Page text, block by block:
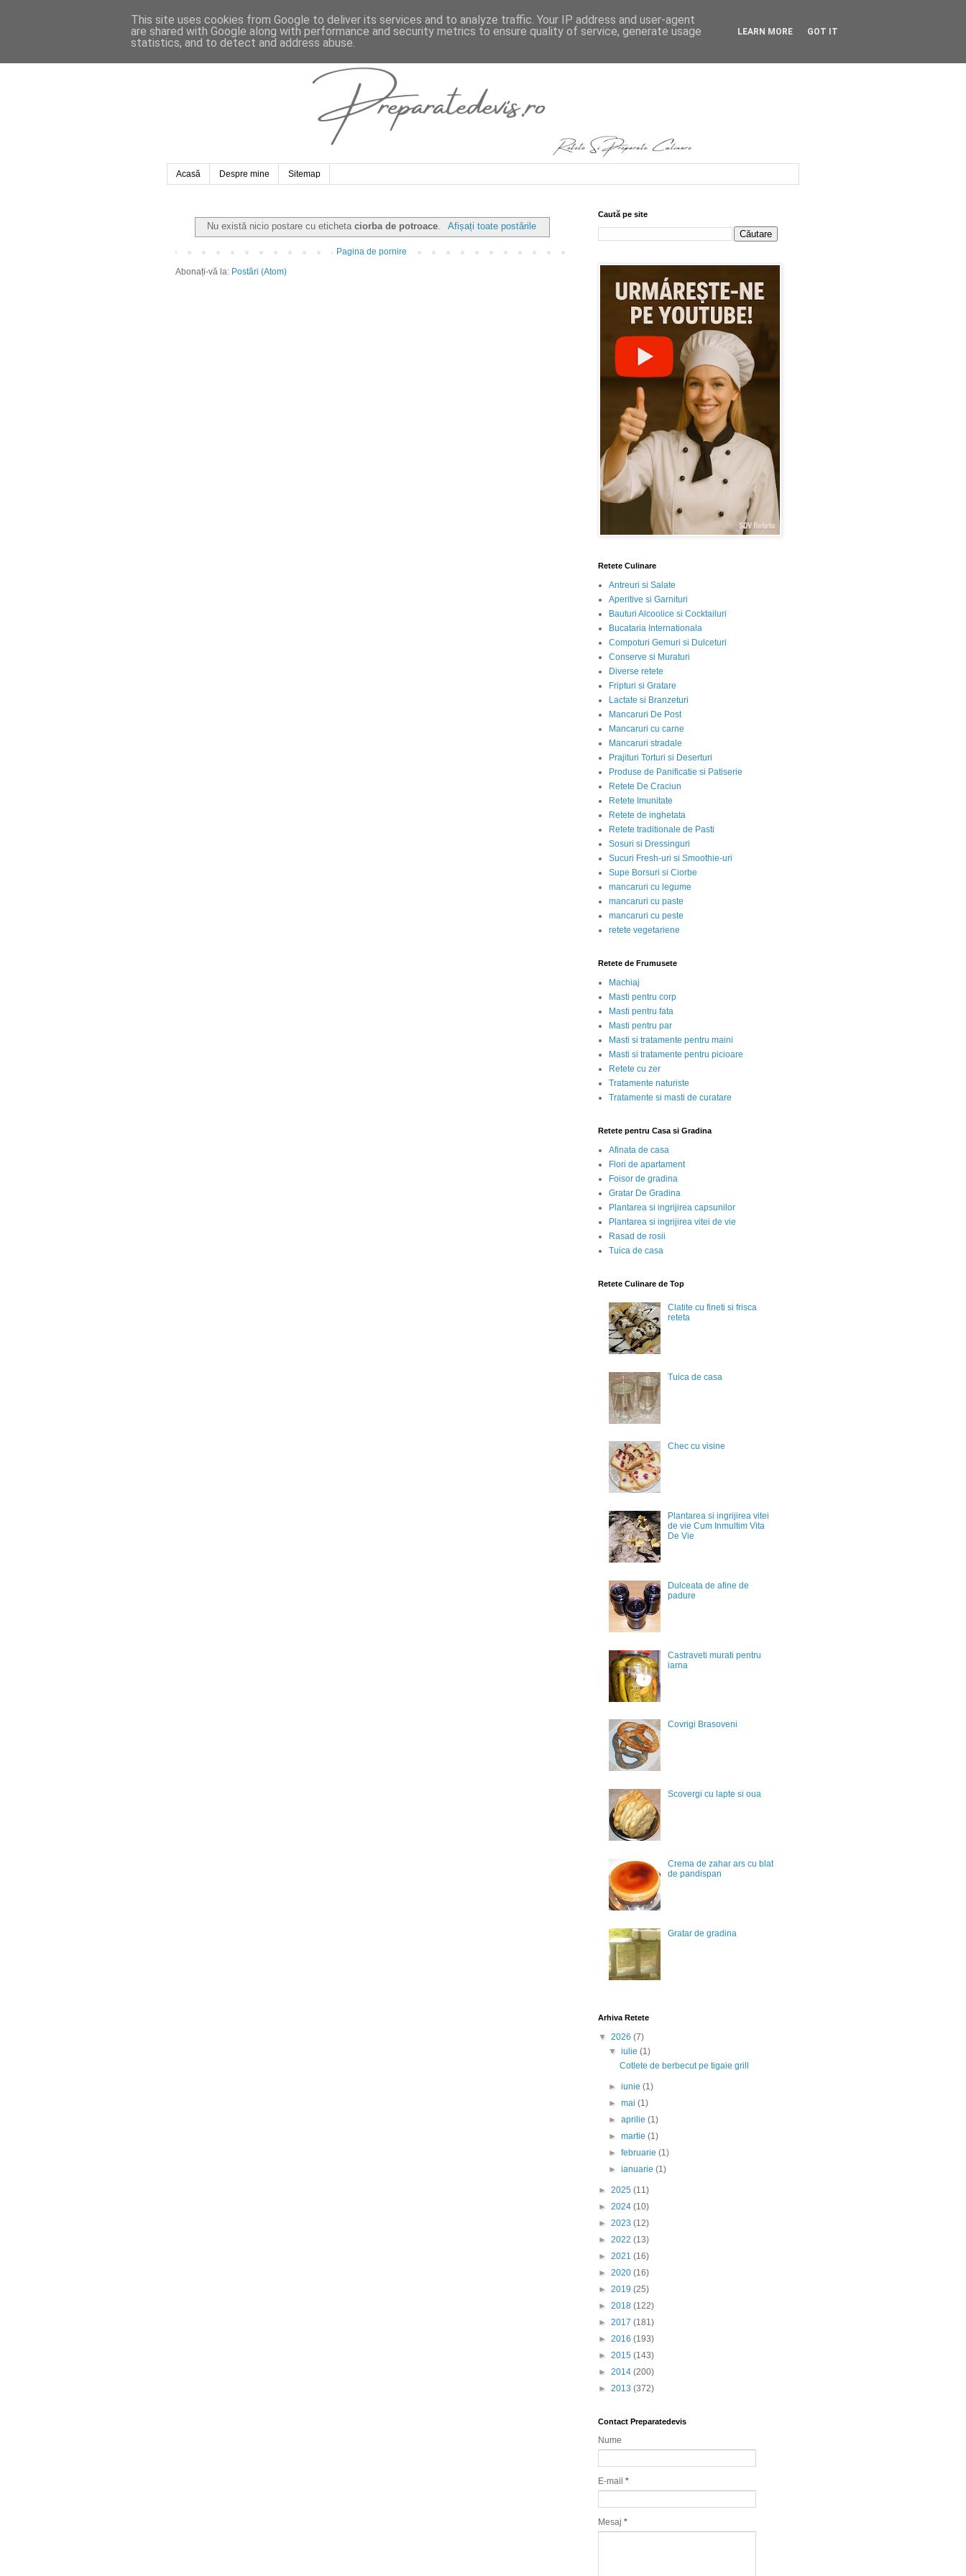
Acasă Despre mine Sitemap
Nu există nicio postare cu etichetaciorba de potroace. Afișați toate postările
Pagina de pornire
Abonați-vă la: Postări (Atom)
Caută pe site
Retete Culinare
Antreuri si Salate
Aperitive si Garnituri
Bauturi Alcoolice si Cocktailuri
Bucataria Internationala
Compoturi Gemuri si Dulceturi
Conserve si Muraturi
Diverse retete
Fripturi si Gratare
Lactate si Branzeturi
Mancaruri De Post
Mancaruri cu carne
Mancaruri stradale
Prajituri Torturi si Deserturi
Produse de Panificatie si Patiserie
Retete De Craciun
Retete Imunitate
Retete de inghetata
Retete traditionale de Pasti
Sosuri si Dressinguri
Sucuri Fresh-uri si Smoothie-uri
Supe Borsuri si Ciorbe
mancaruri cu legume
mancaruri cu paste
mancaruri cu peste
retete vegetariene
Retete de Frumusete
Machiaj
Masti pentru corp
Masti pentru fata
Masti pentru par
Masti si tratamente pentru maini
Masti si tratamente pentru picioare
Retete cu zer
Tratamente naturiste
Tratamente si masti de curatare
Retete pentru Casa si Gradina
Afinata de casa
Flori de apartament
Foisor de gradina
Gratar De Gradina
Plantarea si ingrijirea capsunilor
Plantarea si ingrijirea vitei de vie
Rasad de rosii
Tuica de casa
Retete Culinare de Top
Clatite cu fineti si frisca
reteta
Tuica de casa
Chec cu visine
Plantarea si ingrijirea vitei
de vie Cum Inmultim Vita
De Vie
Dulceata de afine de
padure
Castraveti murati pentru
iarna
Covrigi Brasoveni
Scovergi cu lapte si oua
Crema de zahar ars cu blat
de pandispan
Gratar de gradina
Arhiva Retete
▼ 2026 (7)
▼iulie(1)
Cotlete de berbecut pe tigaie grill
►iunie(1)
►mai(1)
►aprilie(1)
►martie(1)
►februarie(1)
►ianuarie(1)
► 2025 (11)
► 2024 (10)
► 2023 (12)
► 2022 (13)
► 2021 (16)
► 2020 (16)
► 2019 (25)
► 2018 (122)
► 2017 (181)
► 2016 (193)
► 2015 (143)
► 2014 (200)
► 2013 (372)
Contact Preparatedevis
Nume
E-mail *
Mesaj *
This site uses cookies from Google to deliver its services and to analyze traffic. Your IP address and user-agent
are shared with Google along with performance and security metrics to ensure quality of service, generate usage
statistics, and to detect and address abuse.
LEARN MORE GOT IT